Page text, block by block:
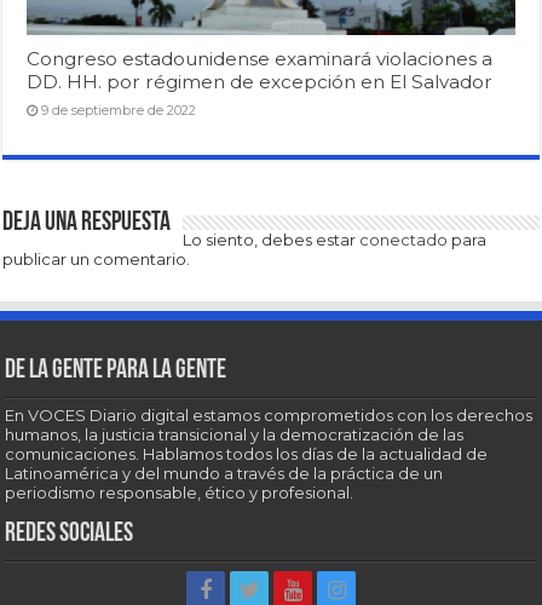
Congreso estadounidense examinará violaciones a
DD. HH. por régimen de excepción en El Salvador
9 de septiembre de 2022
Deja una respuesta
Lo siento, debes estar conectado para
publicar un comentario.
De la gente para la gente
En VOCES Diario digital estamos comprometidos con los derechos
humanos, la justicia transicional y la democratización de las
comunicaciones. Hablamos todos los días de la actualidad de
Latinoamérica y del mundo a través de la práctica de un
periodismo responsable, ético y profesional.
Redes sociales